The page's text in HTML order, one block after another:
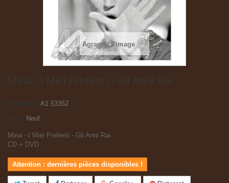
Agrandir l'image
Mina - I Miei Preferiti - Gli Anni Rai
Référence
A1 53352
Neuf
Mina - I Miei Preferiti - Gli Anni Rai
CD + DVD
Attention : dernières pièces disponibles !